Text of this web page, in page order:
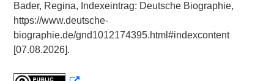
Bader, Regina, Indexeintrag: Deutsche Biographie,
https://www.deutsche-
biographie.de/gnd1012174395.html#indexcontent
[07.08.2026].